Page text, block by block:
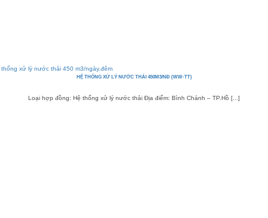
HỆ THỐNG XỬ LÝ NƯỚC THẢI 450M3/NĐ (WW-TT)
Loại hợp đồng: Hệ thống xử lý nước thải Địa điểm: Bình Chánh – TP.Hồ [...]